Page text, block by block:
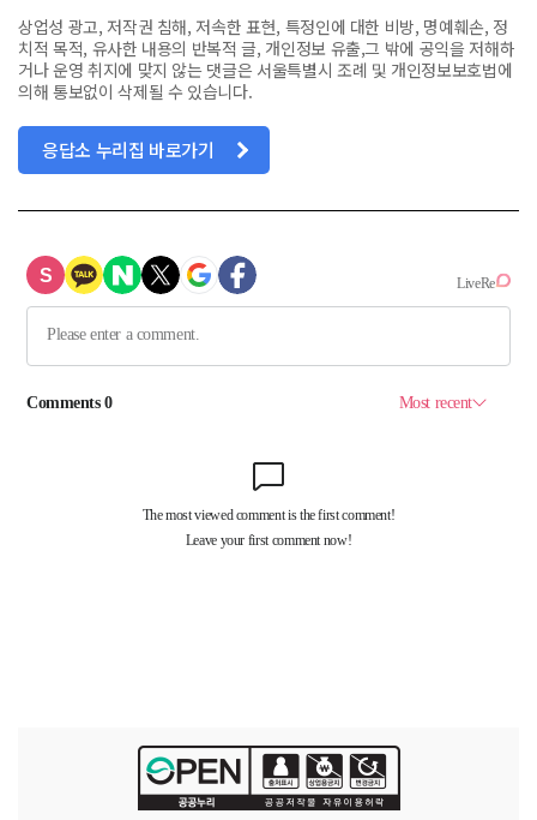
상업성 광고, 저작권 침해, 저속한 표현, 특정인에 대한 비방, 명예훼손, 정
치적 목적, 유사한 내용의 반복적 글, 개인정보 유출,그 밖에 공익을 저해하
거나 운영 취지에 맞지 않는 댓글은 서울특별시 조례 및 개인정보보호법에
의해 통보없이 삭제될 수 있습니다.
응답소 누리집 바로가기